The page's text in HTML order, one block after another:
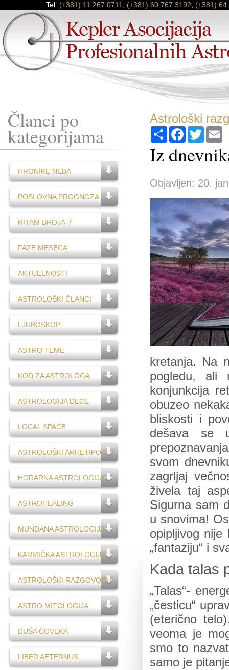
Tel: (+381) 11.267.0711 (+381) 60.767.3192 (+381)
Članci po
kategorijama
HRONIKE NEBA
POSLOVNA PROGNOZA
RITAM BROJA-7
FAZE MESECA
AKTUELNOSTI
ASTROLOŠKI ČLANCI
LJUBOSKOP
ASTRO TEME
KOD ZA ASTROLOGA
ASTROLOGIJA DECE
LOCAL SPACE
ASTROLOŠKI ARHETIPOVI
HORARNA ASTROLOGIJA
ASTROHEALING
MUNDANA ASTROLOGIJA
KARMIČKA ASTROLOGIJA
ASTROLOŠKI RAZGOVORI
ASTRO MITOLOGIJA
DUŠA ČOVEKA
LIBER AETERNUS
Astrološki
PodijeliFacebook
Twitter
Iz
Objavljen: 20.
kretanja. Na
pogledu, ali
konjunkcija
obuzeo
bliskosti i
dešava se
svom
zagrljaj
živela taj
Sigurna sam
u snovima!
opipljivog
„fantaziju“ i
Kada talas
„Talas“-
„česticu“
(eterično
veoma je
smo to
samo je